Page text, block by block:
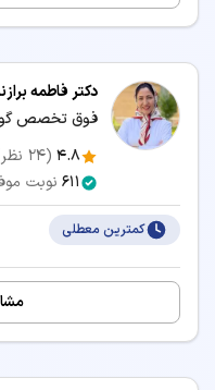
دکتر فاطمه
4.8
(
24
611 نوبت
کمترین معطلی